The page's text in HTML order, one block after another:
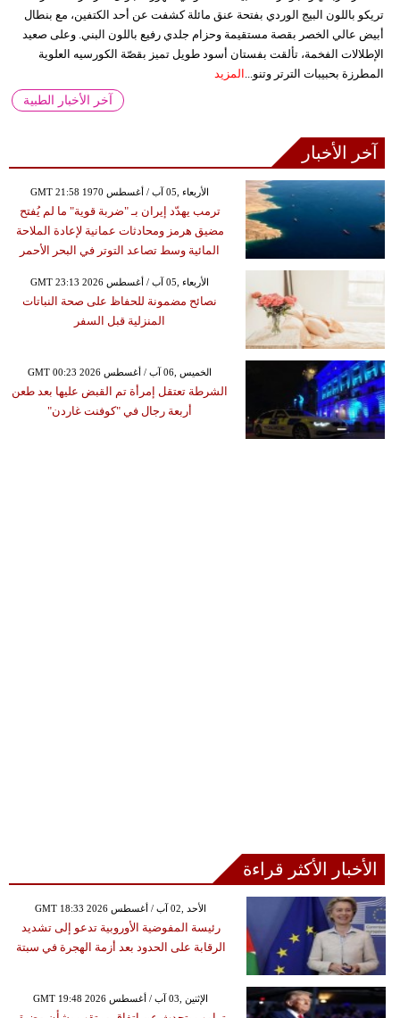
تريكو باللون البيج الوردي بفتحة عنق مائلة كشفت عن أحد الكتفين، مع بنطال
أبيض عالي الخصر بقصة مستقيمة وحزام جلدي رفيع باللون البني. وعلى صعيد
الإطلالات الفخمة، تألقت بفستان أسود طويل تميز بقصّة الكورسيه العلوية
المطرزة بحبيبات الترتر وتنو... المزيد
آخر الأخبار الطبية
آخر الأخبار
GMT 21:58 1970 الأربعاء ,05 آب / أغسطس
ترمب يهدّد إيران بـ "ضربة قوية" ما لم يُفتح
مضيق هرمز ومحادثات عمانية لإعادة الملاحة
المائية وسط تصاعد التوتر في البحر الأحمر
GMT 23:13 2026 الأربعاء ,05 آب / أغسطس
نصائح مضمونة للحفاظ على صحة النباتات
المنزلية قبل السفر
GMT 00:23 2026 الخميس ,06 آب / أغسطس
الشرطة تعتقل إمرأة تم القبض عليها بعد طعن
أربعة رجال في "كوفنت غاردن"
الأخبار الأكثر قراءة
GMT 18:33 2026 الأحد ,02 آب / أغسطس
رئيسة المفوضية الأوروبية تدعو إلى تشديد
الرقابة على الحدود بعد أزمة الهجرة في سبتة
GMT 19:48 2026 الإثنين ,03 آب / أغسطس